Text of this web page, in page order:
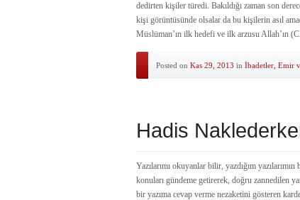
dedirten kişiler türedi. Bakıldığı zaman son
kişi görüntüsünde olsalar da bu kişilerin asıl
Müslüman’ın ilk hedefi ve ilk arzusu Allah’ın
Posted on Kas 29, 2013 in İbadetler, Emir
Hadis
Yazılarımı okuyanlar bilir, yazdığım
konuları gündeme getirerek, doğru zannedilen
bir yazıma cevap verme nezaketini gösteren